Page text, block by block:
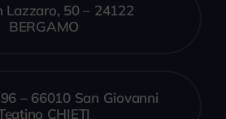
Lazzaro, 50 – 24122
BERGAMO
– 66010 San Giovanni
CHIETI